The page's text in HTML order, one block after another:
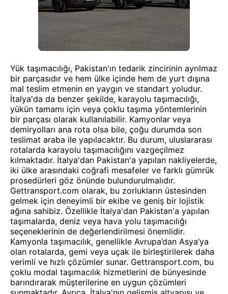
Yük taşımacılığı, Pakistan'ın tedarik zincirinin ayrılmaz
bir parçasıdır ve hem ülke içinde hem de yurt dışına
mal teslim etmenin en yaygın ve standart yoludur.
İtalya'da da benzer şekilde, karayolu taşımacılığı,
yükün tamamı için veya çoklu taşıma yöntemlerinin
bir parçası olarak kullanılabilir. Kamyonlar veya
demiryolları ana rota olsa bile, çoğu durumda son
teslimat araba ile yapılacaktır. Bu durum, uluslararası
rotalarda karayolu taşımacılığını vazgeçilmez
kılmaktadır. İtalya'dan Pakistan'a yapılan nakliyelerde,
iki ülke arasındaki coğrafi mesafeler ve farklı gümrük
prosedürleri göz önünde bulundurulmalıdır.
Gettransport.com olarak, bu zorlukların üstesinden
gelmek için deneyimli bir ekibe ve geniş bir lojistik
ağına sahibiz. Özellikle İtalya'dan Pakistan'a yapılan
taşımalarda, deniz veya hava yolu taşımacılığı
seçeneklerinin de değerlendirilmesi önemlidir.
Kamyonla taşımacılık, genellikle Avrupa’dan Asya’ya
olan rotalarda, gemi veya uçak ile birleştirilerek daha
verimli ve hızlı çözümler sunar. Gettransport.com, bu
çoklu modal taşımacılık hizmetlerini de bünyesinde
barındırarak müşterilerine en uygun çözümleri